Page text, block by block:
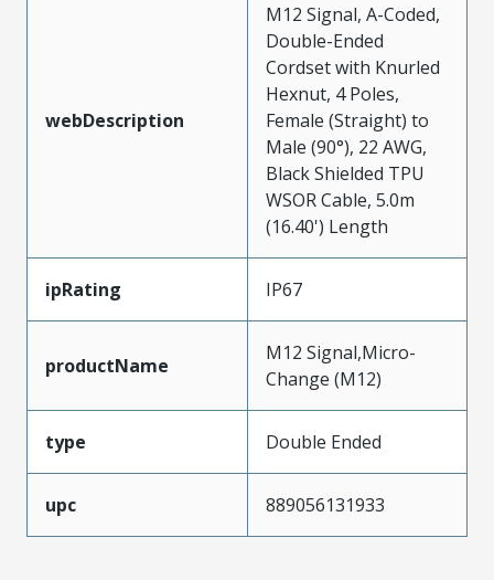
webDescription
M12 Signal, A-Coded,
Double-Ended
Cordset with Knurled
Hexnut, 4 Poles,
Female (Straight) to
Male (90°), 22 AWG,
Black Shielded TPU
WSOR Cable, 5.0m
(16.40') Length
ipRating IP67
productName
M12 Signal,Micro-
Change (M12)
type Double Ended
upc 889056131933